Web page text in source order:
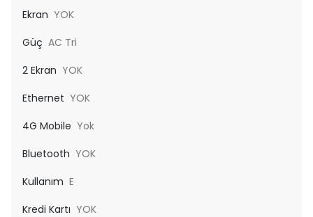
Ekran YOK
Güç AC Tri
2 Ekran YOK
Ethernet YOK
4G Mobile Yok
Bluetooth YOK
Kullanım E
Kredi Kartı YOK